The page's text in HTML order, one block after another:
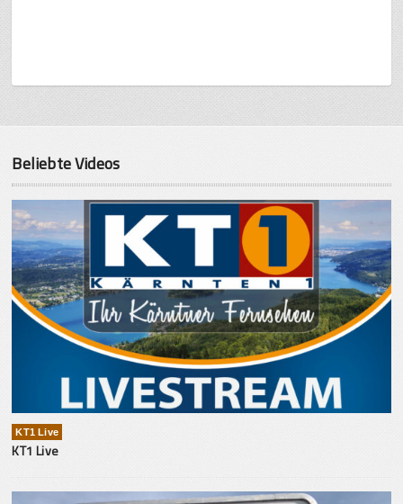
Beliebte Videos
KT1 Live
KT1 Live